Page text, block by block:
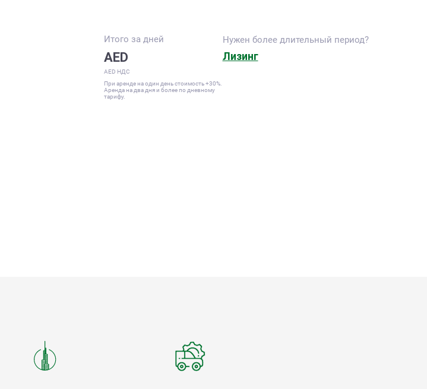
Итого задней
AED
AED НДС
При аренде на один день стоимость +30%.
Аренда на два дня и более по дневному
тарифу.
Нужен более длительный период?
Лизинг